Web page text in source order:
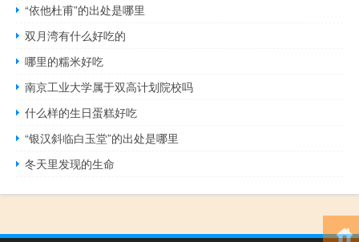
“依他杜甫”的出处是哪里
双月湾有什么好吃的
哪里的糯米好吃
南京工业大学属于双高计划院校吗
什么样的生日蛋糕好吃
“银汉斜临白玉堂”的出处是哪里
冬天里发现的生命